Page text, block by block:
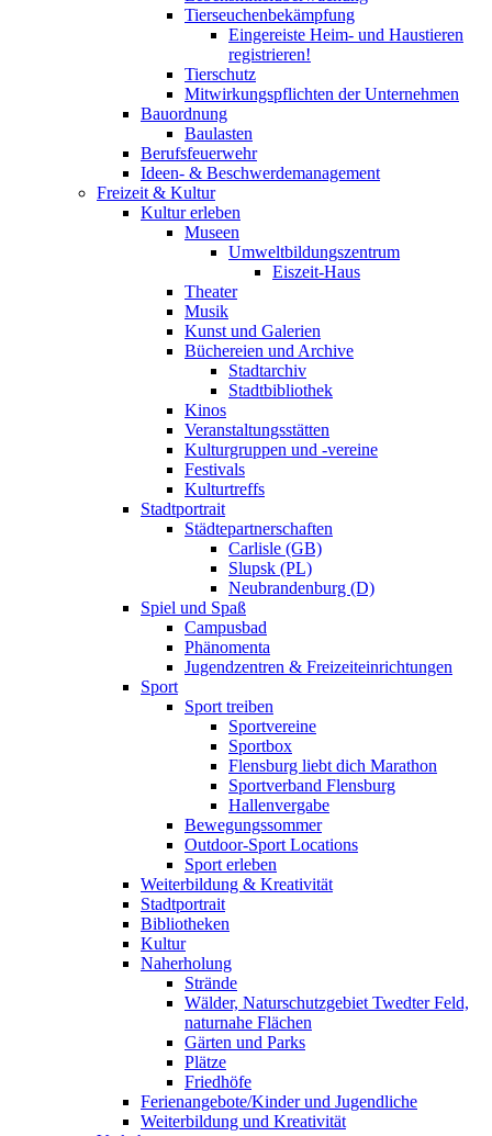
Tierseuchenbekämpfung
Eingereiste Heim- und Haustieren
registrieren!
Tierschutz
Mitwirkungspflichten der Unternehmen
Bauordnung
Baulasten
Berufsfeuerwehr
Ideen- & Beschwerdemanagement
Freizeit & Kultur
Kultur erleben
Museen
Umweltbildungszentrum
Eiszeit-Haus
Theater
Musik
Kunst und Galerien
Büchereien und Archive
Stadtarchiv
Stadtbibliothek
Kinos
Veranstaltungsstätten
Kulturgruppen und -vereine
Festivals
Kulturtreffs
Stadtportrait
Städtepartnerschaften
Carlisle (GB)
Slupsk (PL)
Neubrandenburg (D)
Spiel und Spaß
Campusbad
Phänomenta
Jugendzentren & Freizeiteinrichtungen
Sport
Sport treiben
Sportvereine
Sportbox
Flensburg liebt dich Marathon
Sportverband Flensburg
Hallenvergabe
Bewegungssommer
Outdoor-Sport Locations
Sport erleben
Weiterbildung & Kreativität
Stadtportrait
Bibliotheken
Kultur
Naherholung
Strände
Wälder, Naturschutzgebiet Twedter Feld,
naturnahe Flächen
Gärten und Parks
Plätze
Friedhöfe
Ferienangebote/Kinder und Jugendliche
Weiterbildung und Kreativität